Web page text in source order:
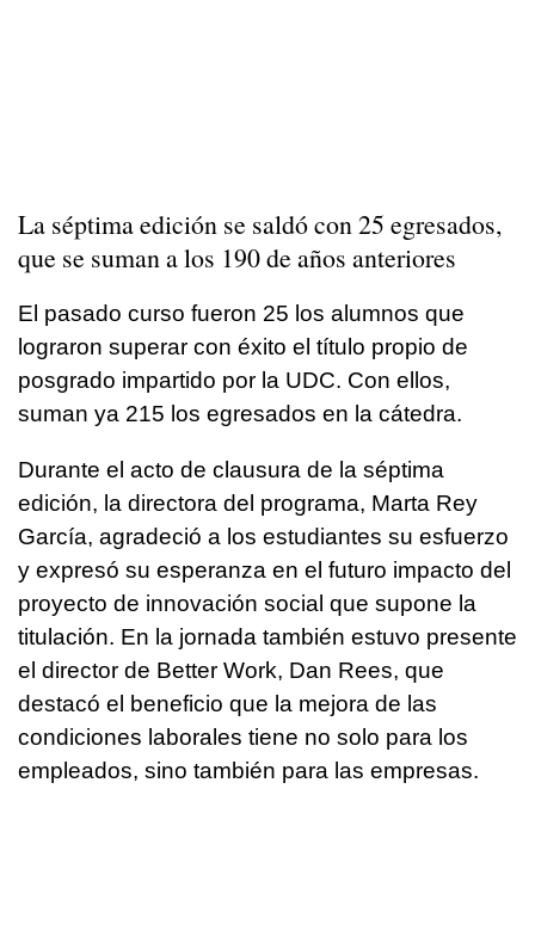
La séptima edición se saldó con 25 egresados,
que se suman a los 190 de años anteriores
El pasado curso fueron 25 los alumnos que
lograron superar con éxito el título propio de
posgrado impartido por la UDC. Con ellos,
suman ya 215 los egresados en la cátedra.
Durante el acto de clausura de la séptima
edición, la directora del programa, Marta Rey
García, agradeció a los estudiantes su esfuerzo
y expresó su esperanza en el futuro impacto del
proyecto de innovación social que supone la
titulación. En la jornada también estuvo presente
el director de Better Work, Dan Rees, que
destacó el beneficio que la mejora de las
condiciones laborales tiene no solo para los
empleados, sino también para las empresas.